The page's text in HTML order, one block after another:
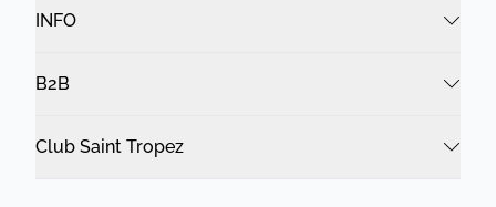
INFO
B2B
Club Saint Tropez